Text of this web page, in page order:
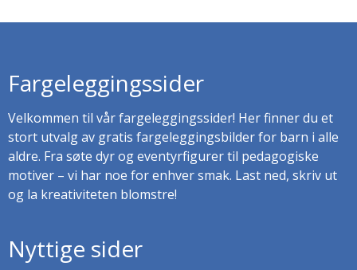
Fargeleggingssider
Velkommen til vår fargeleggingssider! Her finner du et
stort utvalg av gratis fargeleggingsbilder for barn i alle
aldre. Fra søte dyr og eventyrfigurer til pedagogiske
motiver – vi har noe for enhver smak. Last ned, skriv ut
og la kreativiteten blomstre!
Nyttige sider